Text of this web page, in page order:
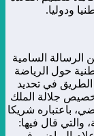
ودوليا.
الرسالة السامية
حول الرياضة
الطريق في تحديد
جلالة الملك
باعتباره شريكا
والتي قال فيها: